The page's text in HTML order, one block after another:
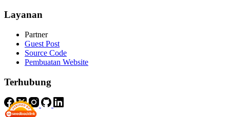
Layanan
Partner
Guest Post
Source Code
Pembuatan Website
Terhubung